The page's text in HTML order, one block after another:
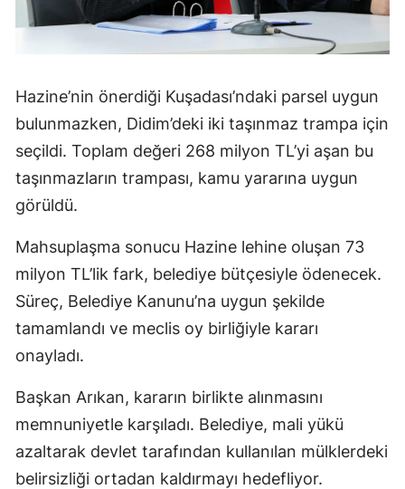
Hazine’nin önerdiği Kuşadası’ndaki parsel uygun
bulunmazken, Didim’deki iki taşınmaz trampa için
seçildi. Toplam değeri 268 milyon TL’yi aşan bu
taşınmazların trampası, kamu yararına uygun
görüldü.
Mahsuplaşma sonucu Hazine lehine oluşan 73
milyon TL’lik fark, belediye bütçesiyle ödenecek.
Süreç, Belediye Kanunu’na uygun şekilde
tamamlandı ve meclis oy birliğiyle kararı
onayladı.
Başkan Arıkan, kararın birlikte alınmasını
memnuniyetle karşıladı. Belediye, mali yükü
azaltarak devlet tarafından kullanılan mülklerdeki
belirsizliği ortadan kaldırmayı hedefliyor.